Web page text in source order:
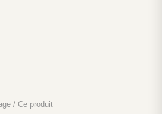
/ Ce produit